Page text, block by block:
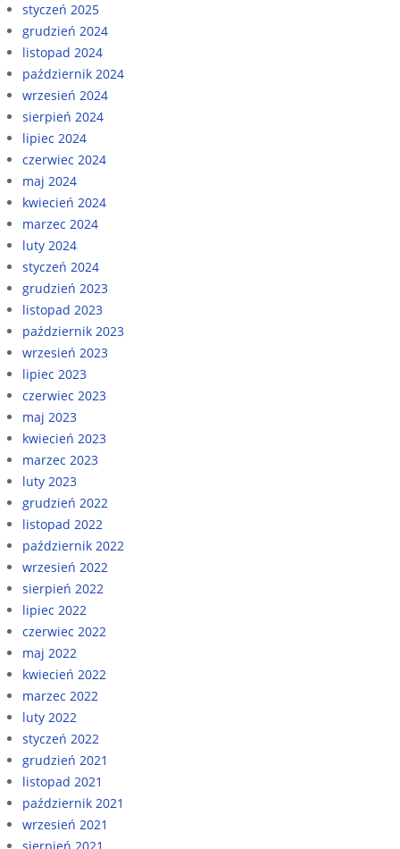
styczeń 2025
grudzień 2024
listopad 2024
październik 2024
wrzesień 2024
sierpień 2024
lipiec 2024
czerwiec 2024
maj 2024
kwiecień 2024
marzec 2024
luty 2024
styczeń 2024
grudzień 2023
listopad 2023
październik 2023
wrzesień 2023
lipiec 2023
czerwiec 2023
maj 2023
kwiecień 2023
marzec 2023
luty 2023
grudzień 2022
listopad 2022
październik 2022
wrzesień 2022
sierpień 2022
lipiec 2022
czerwiec 2022
maj 2022
kwiecień 2022
marzec 2022
luty 2022
styczeń 2022
grudzień 2021
listopad 2021
październik 2021
wrzesień 2021